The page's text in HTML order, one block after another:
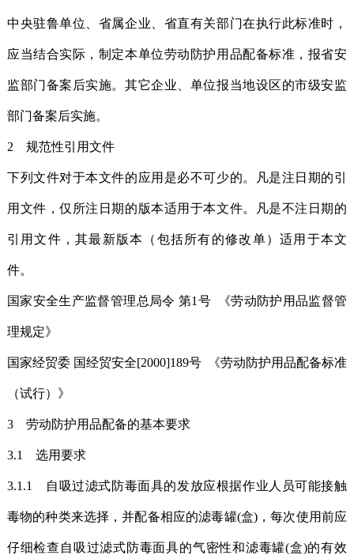
中央驻鲁单位、省属企业、省直有关部门在执行此标准时，
应当结合实际，制定本单位劳动防护用品配备标准，报省安
监部门备案后实施。其它企业、单位报当地设区的市级安监
部门备案后实施。
2 规范性引用文件
下列文件对于本文件的应用是必不可少的。凡是注日期的引
用文件，仅所注日期的版本适用于本文件。凡是不注日期的
引用文件，其最新版本（包括所有的修改单）适用于本文
件。
国家安全生产监督管理总局令 第1号 《劳动防护用品监督管
理规定》
国家经贸委 国经贸安全[2000]189号 《劳动防护用品配备标准
（试行）》
3 劳动防护用品配备的基本要求
3.1 选用要求
3.1.1 自吸过滤式防毒面具的发放应根据作业人员可能接触
毒物的种类来选择，并配备相应的滤毒罐(盒)，每次使用前应
仔细检查自吸过滤式防毒面具的气密性和滤毒罐(盒)的有效